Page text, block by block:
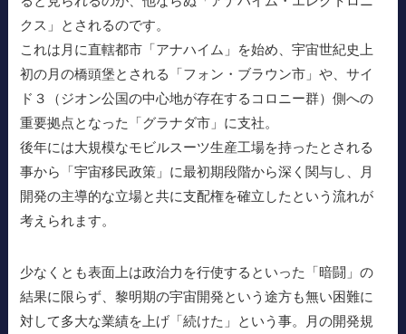
クス」とされるのです。
これは月に直轄都市「アナハイム」を始め、宇宙世紀史上
初の月の橋頭堡とされる「フォン・ブラウン市」や、サイ
ド３（ジオン公国の中心地が存在するコロニー群）側への
重要拠点となった「グラナダ市」に支社。
後年には大規模なモビルスーツ生産工場を持ったとされる
事から「宇宙移民政策」に最初期段階から深く関与し、月
開発の主導的な立場と共に支配権を確立したという流れが
考えられます。
少なくとも表面上は政治力を行使するといった「暗闘」の
結果に限らず、黎明期の宇宙開発という途方も無い困難に
対して多大な業績を上げ「続けた」という事。月の開発規